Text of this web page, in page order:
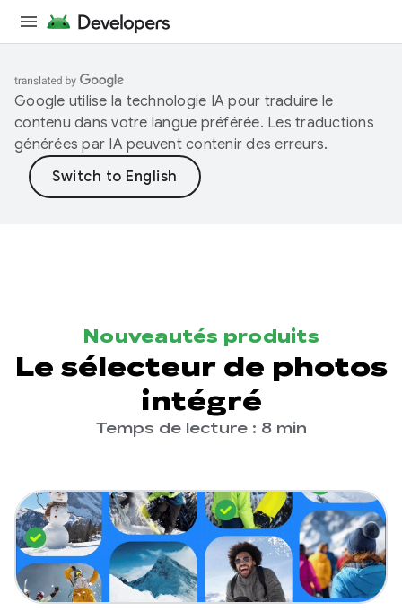
Google utilise la technologie IA pour traduire le
contenu dans votre langue préférée. Les traductions
générées par IA peuvent contenir des erreurs.
Nouveautés produits
Le sélecteur de photos
intégré
Temps de lecture : 8 min